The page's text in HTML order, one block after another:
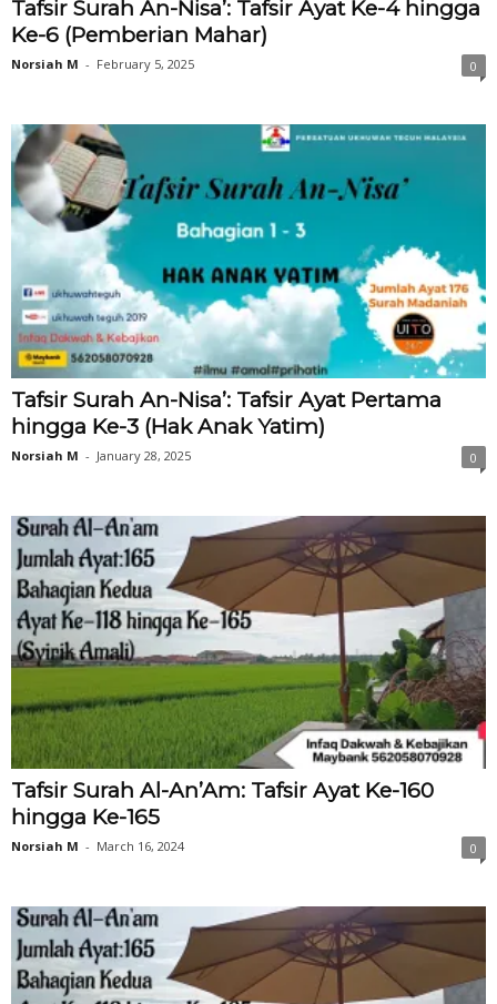
Tafsir Surah An-Nisa’: Tafsir Ayat Ke-4 hingga
Ke-6 (Pemberian Mahar)
Norsiah M - February 5, 2025 0
Tafsir Surah An-Nisa’: Tafsir Ayat Pertama
hingga Ke-3 (Hak Anak Yatim)
Norsiah M - January 28, 2025 0
Tafsir Surah Al-An’Am: Tafsir Ayat Ke-160
hingga Ke-165
Norsiah M - March 16, 2024 0